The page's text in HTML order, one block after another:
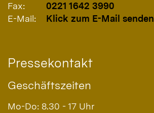
Fax:
0221 1642 3990
E-Mail:
Klick zum E-Mail senden
Pressekontakt
Geschäftszeiten
Mo-Do: 8.30 - 17 Uhr